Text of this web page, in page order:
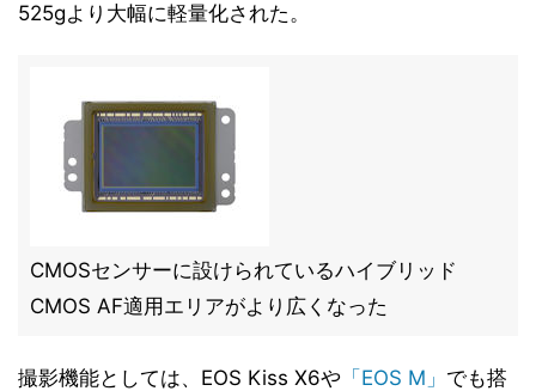
525gより大幅に軽量化された。
CMOSセンサーに設けられているハイブリッド
CMOS AF適用エリアがより広くなった
撮影機能としては、EOS Kiss X6や 「EOS M」 でも搭